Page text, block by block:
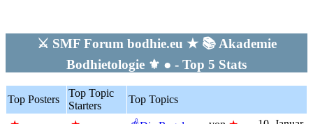
⚔ SMF Forum bodhie.eu ★ 📚 Akademie
Bodhietologie ⚜ ● - Top 5 Stats
Top Posters
Top Topic
Starters
Top Topics